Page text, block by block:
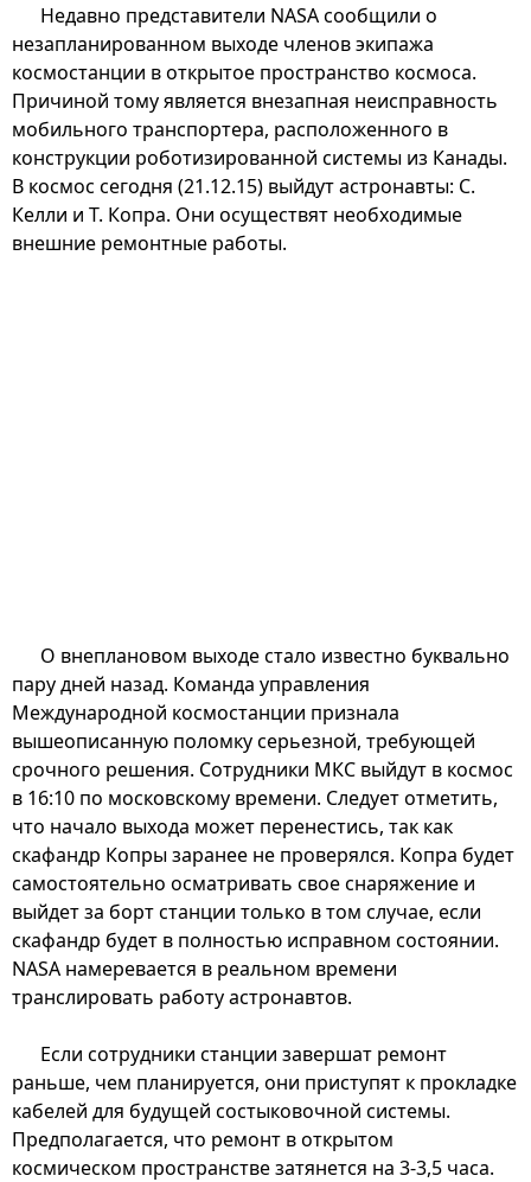
Недавно представители NASA сообщили о
незапланированном выходе членов экипажа
космостанции в открытое пространство космоса.
Причиной тому является внезапная неисправность
мобильного транспортера, расположенного в
конструкции роботизированной системы из Канады.
В космос сегодня (21.12.15) выйдут астронавты: С.
Келли и Т. Копра. Они осуществят необходимые
внешние ремонтные работы.
О внеплановом выходе стало известно буквально
пару дней назад. Команда управления
Международной космостанции признала
вышеописанную поломку серьезной, требующей
срочного решения. Сотрудники МКС выйдут в космос
в 16:10 по московскому времени. Следует отметить,
что начало выхода может перенестись, так как
скафандр Копры заранее не проверялся. Копра будет
самостоятельно осматривать свое снаряжение и
выйдет за борт станции только в том случае, если
скафандр будет в полностью исправном состоянии.
NASA намеревается в реальном времени
транслировать работу астронавтов.
Если сотрудники станции завершат ремонт
раньше, чем планируется, они приступят к прокладке
кабелей для будущей состыковочной системы.
Предполагается, что ремонт в открытом
космическом пространстве затянется на 3-3,5 часа.